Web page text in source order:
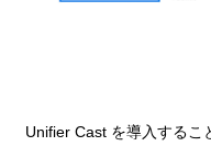
Unifier Cast を導入するこ